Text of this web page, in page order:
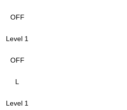
OFF
Level 1
OFF
L
Level 1